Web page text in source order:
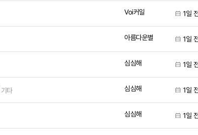
Voi커일 1일
아름다운별 1일
심심해 1일
기타 심심해 1일
심심해 1일